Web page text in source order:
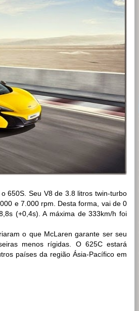
650S. Seu V8 de 3.8 litros twin-turbo
e 7.000 rpm. Desta forma, vai de 0
(+0,4s). A máxima de 333km/h foi
o que McLaren garante ser seu
menos rígidas. O 625C estará
países da região Ásia-Pacífico em